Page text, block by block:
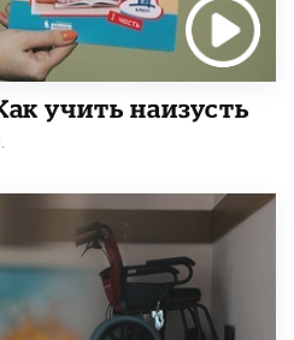
учить наизусть